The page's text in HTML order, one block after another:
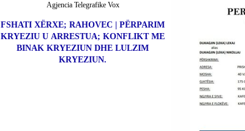
FSHATI XËRXE; RAHOVEC | PËRPARIM
KRYEZIU U ARRESTUA; KONFLIKT ME
BINAK KRYEZIUN DHE LULZIM
KRYEZIUN.
Agjencia Telegrafike Vox